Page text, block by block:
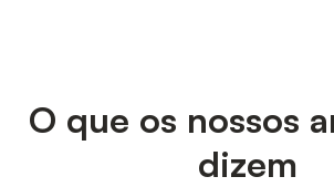
O que os nossos
dizem